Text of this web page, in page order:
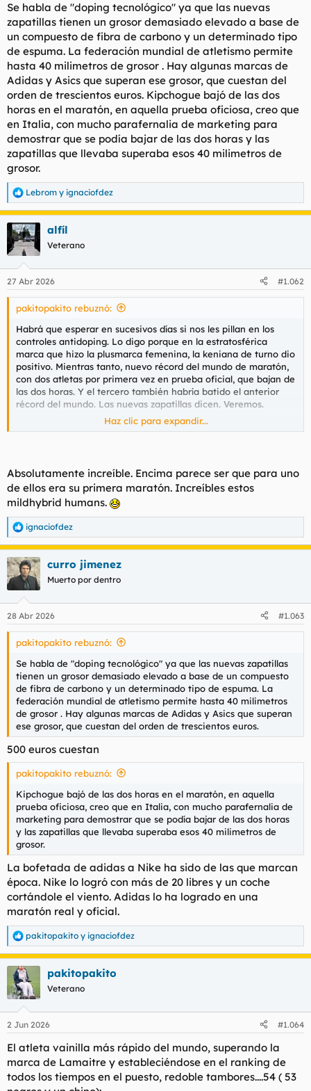
Se habla de "doping tecnológico" ya que las nuevas
zapatillas tienen un grosor demasiado elevado a base de
un compuesto de fibra de carbono y un determinado tipo
de espuma. La federación mundial de atletismo permite
hasta 40 milimetros de grosor . Hay algunas marcas de
Adidas y Asics que superan ese grosor, que cuestan del
orden de trescientos euros. Kipchogue bajó de las dos
horas en el maratón, en aquella prueba oficiosa, creo que
en Italia, con mucho parafernalia de marketing para
demostrar que se podía bajar de las dos horas y las
zapatillas que llevaba superaba esos 40 milimetros de
grosor.
R
e
c
c
i
e
s
Lebrom y ignaciofdez
alfíl
Veterano
27 Abr 2026 #1.062
pakitopakito rebuznó:
Habrá que esperar en sucesivos días si nos les pillan en los
controles antidoping. Lo digo porque en la estratosférica
marca que hizo la plusmarca femenina, la keniana de turno dio
positivo. Mientras tanto, nuevo récord del mundo de maratón,
con dos atletas por primera vez en prueba oficial, que bajan de
las dos horas. Y el tercero también habría batido el anterior
récord del mundo. Las nuevas zapatillas dicen. Veremos.
página de cookies.
Aceptar cookies de terceros
Haz clic para expandir...
Absolutamente increíble. Encima parece ser que para uno
de ellos era su primera maratón. Increíbles estos
mildhybrid humans.
R
e
c
c
e
s
ignaciofdez
curro jimenez
Muerto por dentro
28 Abr 2026 #1.063
pakitopakito rebuznó:
Se habla de "doping tecnológico" ya que las nuevas zapatillas
tienen un grosor demasiado elevado a base de un compuesto
de fibra de carbono y un determinado tipo de espuma. La
federación mundial de atletismo permite hasta 40 milimetros
de grosor . Hay algunas marcas de Adidas y Asics que superan
ese grosor, que cuestan del orden de trescientos euros.
500 euros cuestan
pakitopakito rebuznó:
Kipchogue bajó de las dos horas en el maratón, en aquella
prueba oficiosa, creo que en Italia, con mucho parafernalia de
marketing para demostrar que se podía bajar de las dos horas
y las zapatillas que llevaba superaba esos 40 milimetros de
grosor.
La bofetada de adidas a Nike ha sido de las que marcan
época. Nike lo logró con más de 20 libres y un coche
cortándole el viento. Adidas lo ha logrado en una
maratón real y oficial.
R
e
c
c
i
e
:
pakitopakito y ignaciofdez
pakitopakito
Veterano
2 Jun 2026 #1.064
El atleta vainilla más rápido del mundo, superando la
marca de Lamaitre y estableciéndose en el ranking de
todos los tiempos en el puesto, redoble tambores....54 ( 53